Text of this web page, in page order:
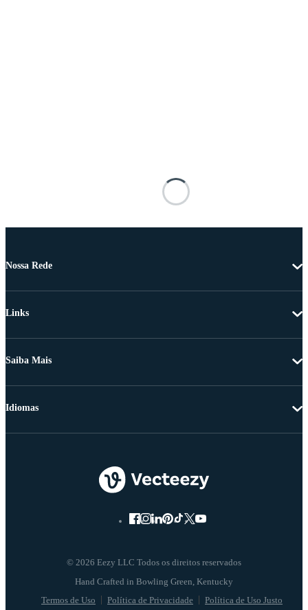
Nossa Rede
Links
Saiba Mais
© 2026 Eezy LLC Todos os direitos reservados
Termos de Uso Política de Privacidade Política de Uso Justo
Idiomas